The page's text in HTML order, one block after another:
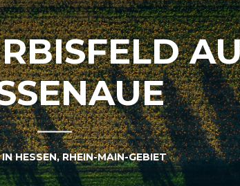
INHESSEN,RHEIN-MAIN-GEBIET